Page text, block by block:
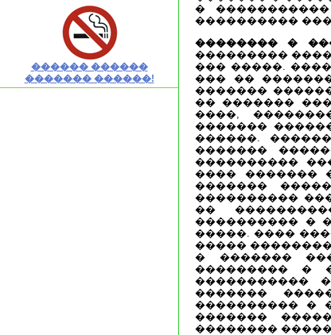
������ ������
������� ������!
�
����������
�������� �
���������
��� �����.
��� ��
�������
�� �������
����,
�������
������.
�������
����������
���� �������
�������
����������
��
���������� �
�����. ����
�����
� �������
��������� �
�����������
�������
���������� �
�������
��������